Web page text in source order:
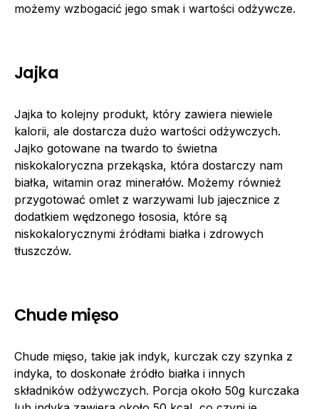
możemy wzbogacić jego smak i wartości odżywcze.
Jajka
Jajka to kolejny produkt, który zawiera niewiele
kalorii, ale dostarcza dużo wartości odżywczych.
Jajko gotowane na twardo to świetna
niskokaloryczna przekąska, która dostarczy nam
białka, witamin oraz minerałów. Możemy również
przygotować omlet z warzywami lub jajecznice z
dodatkiem wędzonego łososia, które są
niskokalorycznymi źródłami białka i zdrowych
tłuszczów.
Chude mięso
Chude mięso, takie jak indyk, kurczak czy szynka z
indyka, to doskonałe źródło białka i innych
składników odżywczych. Porcja około 50g kurczaka